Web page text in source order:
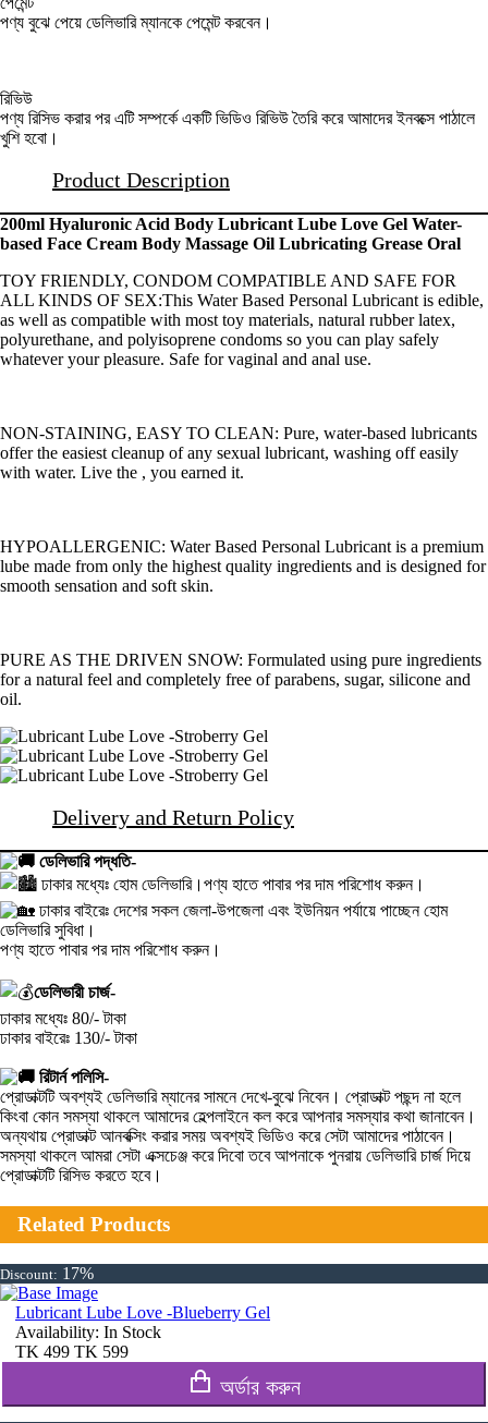
পণ্য বুঝে পেয়ে ডেলিভারি ম্যানকে পেমেন্ট করবেন।
রিভিউ
পণ্য রিসিভ করার পর এটি সম্পর্কে একটি ভিডিও রিভিউ তৈরি করে আমাদের ইনবক্সে পাঠালে
খুশি হবো।
Product Description
200ml Hyaluronic Acid Body Lubricant Lube Love Gel Water-
based Face Cream Body Massage Oil Lubricating Grease Oral
TOY FRIENDLY, CONDOM COMPATIBLE AND SAFE FOR
ALL KINDS OF SEX:This Water Based Personal Lubricant is edible,
as well as compatible with most toy materials, natural rubber latex,
polyurethane, and polyisoprene condoms so you can play safely
whatever your pleasure. Safe for vaginal and anal use.
NON-STAINING, EASY TO CLEAN: Pure, water-based lubricants
offer the easiest cleanup of any sexual lubricant, washing off easily
with water. Live the , you earned it.
HYPOALLERGENIC: Water Based Personal Lubricant is a premium
lube made from only the highest quality ingredients and is designed for
smooth sensation and soft skin.
PURE AS THE DRIVEN SNOW: Formulated using pure ingredients
for a natural feel and completely free of parabens, sugar, silicone and
oil.
Delivery and Return Policy
ডেলিভারি পদ্ধতি-
ঢাকার মধ্যেঃ হোম ডেলিভারি।পণ্য হাতে পাবার পর দাম পরিশোধ করুন।
ঢাকার বাইরেঃ দেশের সকল জেলা-উপজেলা এবং ইউনিয়ন পর্যায়ে পাচ্ছেন হোম
ডেলিভারি সুবিধা।
পণ্য হাতে পাবার পর দাম পরিশোধ করুন।
ডেলিভারী চার্জ-
ঢাকার মধ্যেঃ 80/- টাকা
ঢাকার বাইরেঃ 130/- টাকা
রিটার্ন পলিসি-
প্রোডাক্টটি অবশ্যই ডেলিভারি ম্যানের সামনে দেখে-বুঝে নিবেন। প্রোডাক্ট পছন্দ না হলে
কিংবা কোন সমস্যা থাকলে আমাদের হেল্পলাইনে কল করে আপনার সমস্যার কথা জানাবেন।
অন্যথায় প্রোডাক্ট আনবক্সিং করার সময় অবশ্যই ভিডিও করে সেটা আমাদের পাঠাবেন।
সমস্যা থাকলে আমরা সেটা এক্সচেঞ্জ করে দিবো তবে আপনাকে পুনরায় ডেলিভারি চার্জ দিয়ে
প্রোডাক্টটি রিসিভ করতে হবে।
Related Products
Discount: 17%
Lubricant Lube Love -Blueberry Gel
Availability: In Stock
TK 499 TK 599
অর্ডার করুন